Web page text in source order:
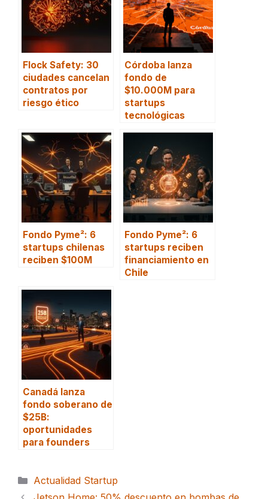
Flock Safety: 30
ciudades cancelan
contratos por
riesgo ético
Córdoba lanza
fondo de
$10.000M para
startups
tecnológicas
Fondo Pyme²: 6
startups chilenas
reciben $100M
Fondo Pyme²: 6
startups reciben
financiamiento en
Chile
Canadá lanza
fondo soberano de
$25B:
oportunidades
para founders
Categorías
Actualidad Startup